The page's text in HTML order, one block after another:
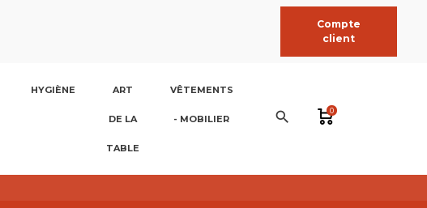
Compte
client
HYGIÈNE ART
DE LA
TABLE
VÊTEMENTS
- MOBILIER search 0